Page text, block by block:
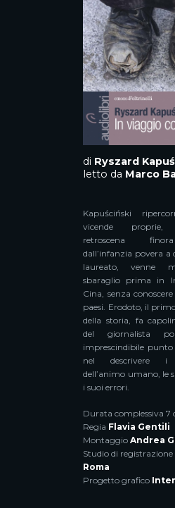
di Ryszard
letto da Marco
Kapuściński
vicende proprie,
retroscena
dall’infanzia povera a
laureato, venne
sbaraglio prima in
Cina, senza
paesi. Erodoto, il
della storia, fa
del giornalista
imprescindibile
nel descrivere i
dell’animo umano, le
i suoi errori.
Durata complessiva 7
Regia Flavia Gentili
MontaggioAndrea
Studio di registrazione
Roma
Progetto grafico